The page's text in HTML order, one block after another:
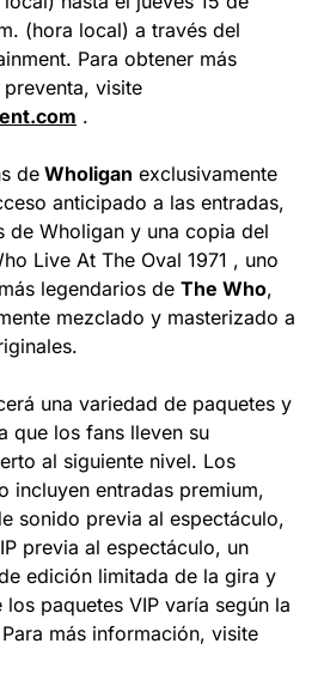
(hora local) a través del
Para obtener más
visite
.
de Wholigan exclusivamente
anticipado a las entradas,
de Wholigan y una copia del
Live At The Oval 1971 , uno
legendarios de The Who,
mezclado y masterizado a
una variedad de paquetes y
que los fans lleven su
al siguiente nivel. Los
incluyen entradas premium,
sonido previa al espectáculo,
previa al espectáculo, un
edición limitada de la gira y
paquetes VIP varía según la
más información, visite